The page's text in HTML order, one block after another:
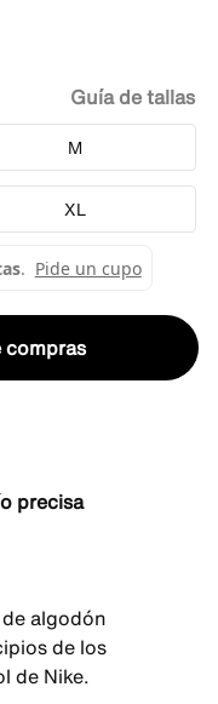
M
XL
Guía de tallas
compras
precisa
algodón
de los
de Nike.